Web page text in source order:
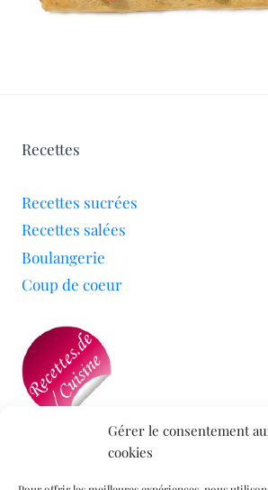
Gérer le consentement
cookies
Recettes
Recettes sucrées
Recettes salées
Boulangerie
Coup de coeur
Mon blog a été sélectionné par le site